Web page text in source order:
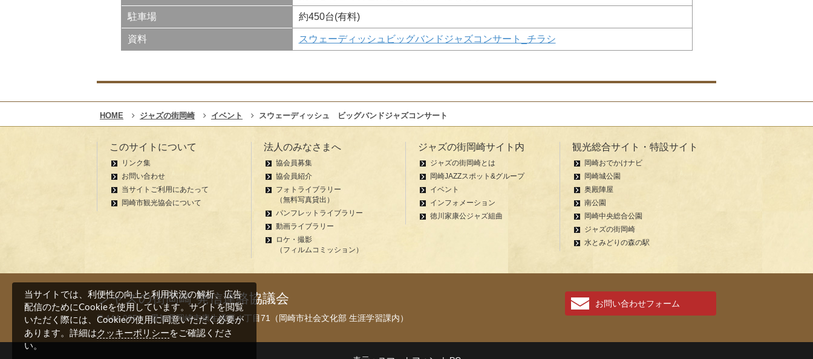
駐車場 約450台(有料)
資料 スウェーディッシュビッグバンドジャズコンサート_チラシ
HOME ジャズの街岡崎 イベント スウェーディッシュ ビッグバンドジャズコンサート
このサイトについて
リンク集
お問い合わせ
当サイトご利用にあたって
岡崎市観光協会について
法人のみなさまへ
協会員募集
協会員紹介
フォトライブラリー
（無料写真貸出）
パンフレットライブラリー
動画ライブラリー
ロケ・撮影
（フィルムコミッション）
ジャズの街岡崎サイト内
ジャズの街岡崎とは
岡崎JAZZスポット&グループ
イベント
インフォメーション
徳川家康公ジャズ組曲
観光総合サイト・特設サイト
岡崎おでかけナビ
岡崎城公園
奥殿陣屋
南公園
岡崎中央総合公園
ジャズの街岡崎
水とみどりの森の駅
ジャズの街岡崎 発信連絡協議会
〒444-0059 愛知県岡崎市康生通西４丁目71（岡崎市社会文化部 生涯学習課内）
お問い合わせフォーム
当サイトでは、利便性の向上と利用状況の解析、広告
配信のためにCookieを使用しています。サイトを閲覧
いただく際には、Cookieの使用に同意いただく必要が
あります。詳細は クッキーポリシー をご確認くださ
い。